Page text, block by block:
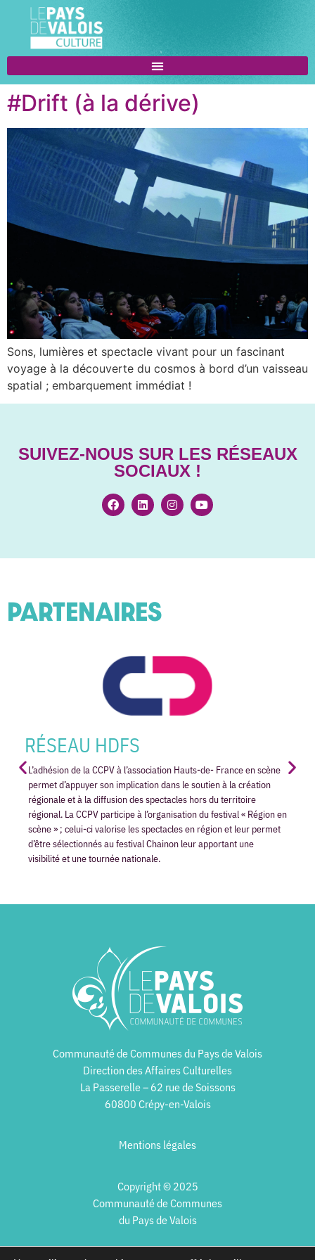
#Drift (à la dérive)
Sons, lumières et spectacle vivant pour un fascinant
voyage à la découverte du cosmos à bord d’un vaisseau
spatial ; embarquement immédiat !
SUIVEZ-NOUS SUR LES RÉSEAUX
SOCIAUX !
PARTENAIRES
RÉSEAU HDFS
L’adhésion de la CCPV à l’association Hauts-de- France en scène
permet d’appuyer son implication dans le soutien à la création
régionale et à la diffusion des spectacles hors du territoire
régional. La CCPV participe à l’organisation du festival « Région en
scène » ; celui-ci valorise les spectacles en région et leur permet
d’être sélectionnés au festival Chainon leur apportant une
visibilité et une tournée nationale.
Communauté de Communes du Pays de Valois
Direction des Affaires Culturelles
La Passerelle – 62 rue de Soissons
60800 Crépy-en-Valois
Mentions légales
Copyright © 2025
Communauté de Communes
du Pays de Valois